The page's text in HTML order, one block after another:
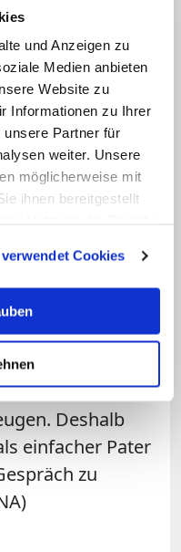
und Anzeigen zu
Medien anbieten
Website zu
Informationen zu Ihrer
unsere Partner für
weiter. Unsere
möglicherweise mit
ihnen bereitgestellt
verwendet Cookies
Pater Gregor
Rechte und
denn das
sei
geistliche und
seiner
Er habe
"Aber er
wie ein
könnten
eine
Deshalb
einfacher Pater
zu